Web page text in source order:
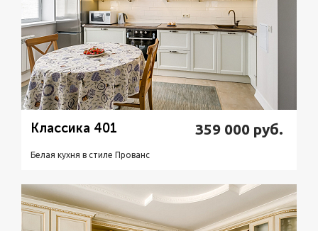
Классика 401 359 000 руб.
Белая кухня в стиле Прованс
Подробнее Узнать стоимость